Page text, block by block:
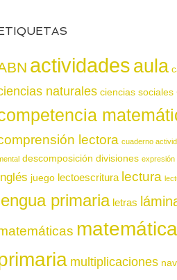
actividadesaula
naturales ciencias sociales
lectora cuaderno
descomposición divisiones expresión
juego lectoescritura lectura
primaria letras
multiplicaciones